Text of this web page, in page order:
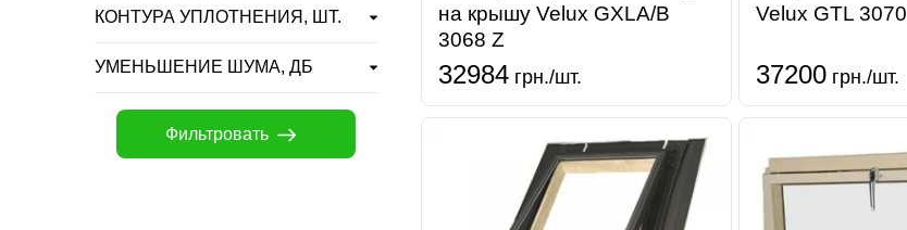
на крышу Velux GXLA/B
3068 Z
32984 грн./шт.
Velux GTL 3070
37200грн./шт.
КОНТУРА УПЛОТНЕНИЯ, ШТ.
УМЕНЬШЕНИЕ ШУМА, ДБ
Фильтровать